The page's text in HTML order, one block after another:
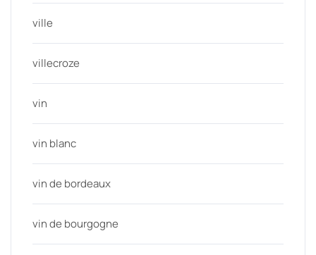
ville
villecroze
vin
vin blanc
vin de bordeaux
vin de bourgogne